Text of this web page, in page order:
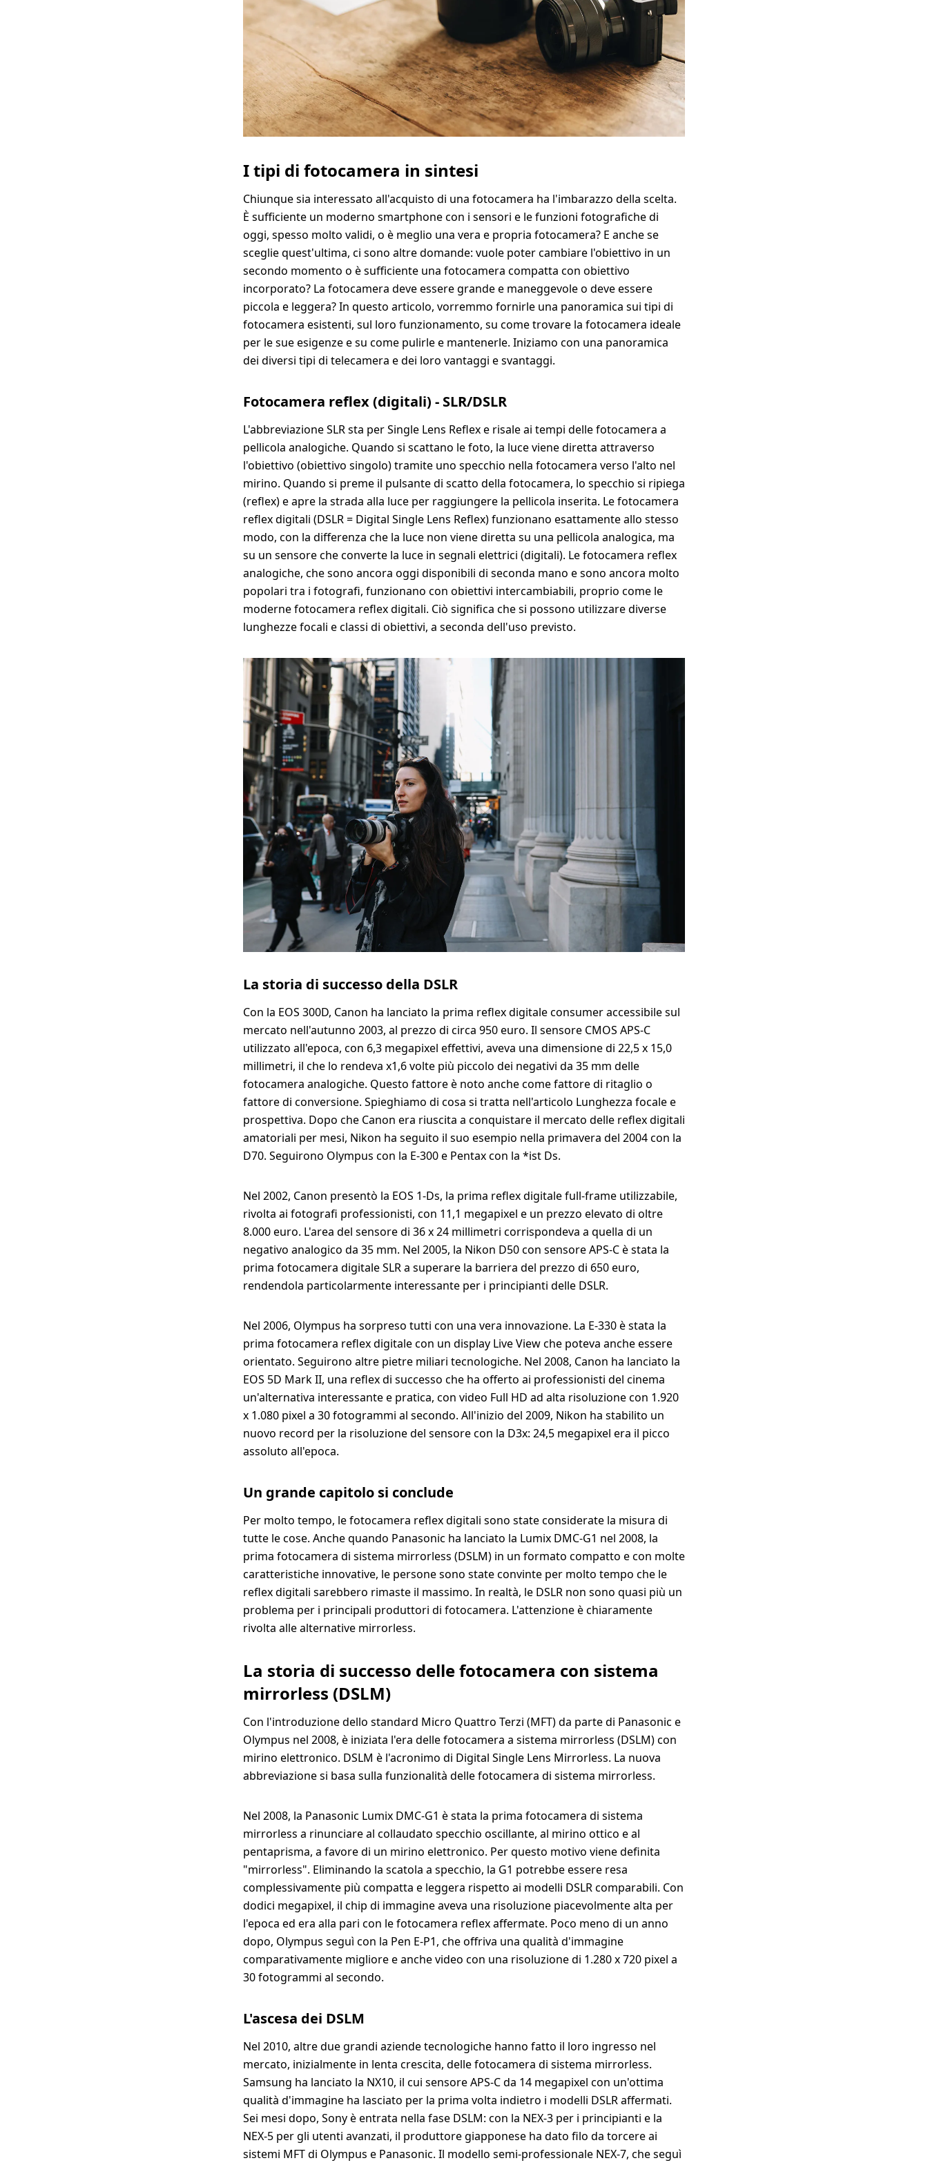
Foto con
passepartout
Foto su plexiglass
con cornice Slimline
Foto con cornice a
vetrina
Foto con cornice
Pop Art
Stampa su Ilford
bianco e nero
Stampa baritata
bianco e nero
Cornice magnetica
amovibile
WhiteWall
SuperResolution
I tipi di fotocamera in sintesi
Chiunque sia interessato all'acquisto di una fotocamera ha l'imbarazzo della scelta.
È sufficiente un moderno smartphone con i sensori e le funzioni fotografiche di
oggi, spesso molto validi, o è meglio una vera e propria fotocamera? E anche se
sceglie quest'ultima, ci sono altre domande: vuole poter cambiare l'obiettivo in un
secondo momento o è sufficiente una fotocamera compatta con obiettivo
incorporato? La fotocamera deve essere grande e maneggevole o deve essere
piccola e leggera? In questo articolo, vorremmo fornirle una panoramica sui tipi di
fotocamera esistenti, sul loro funzionamento, su come trovare la fotocamera ideale
per le sue esigenze e su come pulirle e mantenerle. Iniziamo con una panoramica
dei diversi tipi di telecamera e dei loro vantaggi e svantaggi.
Fotocamera reflex (digitali) - SLR/DSLR
L'abbreviazione SLR sta per Single Lens Reflex e risale ai tempi delle fotocamera a
pellicola analogiche. Quando si scattano le foto, la luce viene diretta attraverso
l'obiettivo (obiettivo singolo) tramite uno specchio nella fotocamera verso l'alto nel
mirino. Quando si preme il pulsante di scatto della fotocamera, lo specchio si ripiega
(reflex) e apre la strada alla luce per raggiungere la pellicola inserita. Le fotocamera
reflex digitali (DSLR = Digital Single Lens Reflex) funzionano esattamente allo stesso
modo, con la differenza che la luce non viene diretta su una pellicola analogica, ma
su un sensore che converte la luce in segnali elettrici (digitali). Le fotocamera reflex
analogiche, che sono ancora oggi disponibili di seconda mano e sono ancora molto
popolari tra i fotografi, funzionano con obiettivi intercambiabili, proprio come le
moderne fotocamera reflex digitali. Ciò significa che si possono utilizzare diverse
lunghezze focali e classi di obiettivi, a seconda dell'uso previsto.
La storia di successo della DSLR
Con la EOS 300D, Canon ha lanciato la prima reflex digitale consumer accessibile sul
mercato nell'autunno 2003, al prezzo di circa 950 euro. Il sensore CMOS APS-C
utilizzato all'epoca, con 6,3 megapixel effettivi, aveva una dimensione di 22,5 x 15,0
millimetri, il che lo rendeva x1,6 volte più piccolo dei negativi da 35 mm delle
fotocamera analogiche. Questo fattore è noto anche come fattore di ritaglio o
fattore di conversione. Spieghiamo di cosa si tratta nell'articolo Lunghezza focale e
prospettiva. Dopo che Canon era riuscita a conquistare il mercato delle reflex digitali
amatoriali per mesi, Nikon ha seguito il suo esempio nella primavera del 2004 con la
D70. Seguirono Olympus con la E-300 e Pentax con la *ist Ds.
Nel 2002, Canon presentò la EOS 1-Ds, la prima reflex digitale full-frame utilizzabile,
rivolta ai fotografi professionisti, con 11,1 megapixel e un prezzo elevato di oltre
8.000 euro. L'area del sensore di 36 x 24 millimetri corrispondeva a quella di un
negativo analogico da 35 mm. Nel 2005, la Nikon D50 con sensore APS-C è stata la
prima fotocamera digitale SLR a superare la barriera del prezzo di 650 euro,
rendendola particolarmente interessante per i principianti delle DSLR.
Nel 2006, Olympus ha sorpreso tutti con una vera innovazione. La E-330 è stata la
prima fotocamera reflex digitale con un display Live View che poteva anche essere
orientato. Seguirono altre pietre miliari tecnologiche. Nel 2008, Canon ha lanciato la
EOS 5D Mark II, una reflex di successo che ha offerto ai professionisti del cinema
un'alternativa interessante e pratica, con video Full HD ad alta risoluzione con 1.920
x 1.080 pixel a 30 fotogrammi al secondo. All'inizio del 2009, Nikon ha stabilito un
nuovo record per la risoluzione del sensore con la D3x: 24,5 megapixel era il picco
assoluto all'epoca.
Un grande capitolo si conclude
Per molto tempo, le fotocamera reflex digitali sono state considerate la misura di
tutte le cose. Anche quando Panasonic ha lanciato la Lumix DMC-G1 nel 2008, la
prima fotocamera di sistema mirrorless (DSLM) in un formato compatto e con molte
caratteristiche innovative, le persone sono state convinte per molto tempo che le
reflex digitali sarebbero rimaste il massimo. In realtà, le DSLR non sono quasi più un
problema per i principali produttori di fotocamera. L'attenzione è chiaramente
rivolta alle alternative mirrorless.
La storia di successo delle fotocamera con sistema
mirrorless (DSLM)
Con l'introduzione dello standard Micro Quattro Terzi (MFT) da parte di Panasonic e
Olympus nel 2008, è iniziata l'era delle fotocamera a sistema mirrorless (DSLM) con
mirino elettronico. DSLM è l'acronimo di Digital Single Lens Mirrorless. La nuova
abbreviazione si basa sulla funzionalità delle fotocamera di sistema mirrorless.
Nel 2008, la Panasonic Lumix DMC-G1 è stata la prima fotocamera di sistema
mirrorless a rinunciare al collaudato specchio oscillante, al mirino ottico e al
pentaprisma, a favore di un mirino elettronico. Per questo motivo viene definita
"mirrorless". Eliminando la scatola a specchio, la G1 potrebbe essere resa
complessivamente più compatta e leggera rispetto ai modelli DSLR comparabili. Con
dodici megapixel, il chip di immagine aveva una risoluzione piacevolmente alta per
l'epoca ed era alla pari con le fotocamera reflex affermate. Poco meno di un anno
dopo, Olympus seguì con la Pen E-P1, che offriva una qualità d'immagine
comparativamente migliore e anche video con una risoluzione di 1.280 x 720 pixel a
30 fotogrammi al secondo.
L'ascesa dei DSLM
Nel 2010, altre due grandi aziende tecnologiche hanno fatto il loro ingresso nel
mercato, inizialmente in lenta crescita, delle fotocamera di sistema mirrorless.
Samsung ha lanciato la NX10, il cui sensore APS-C da 14 megapixel con un'ottima
qualità d'immagine ha lasciato per la prima volta indietro i modelli DSLR affermati.
Sei mesi dopo, Sony è entrata nella fase DSLM: con la NEX-3 per i principianti e la
NEX-5 per gli utenti avanzati, il produttore giapponese ha dato filo da torcere ai
sistemi MFT di Olympus e Panasonic. Il modello semi-professionale NEX-7, che seguì